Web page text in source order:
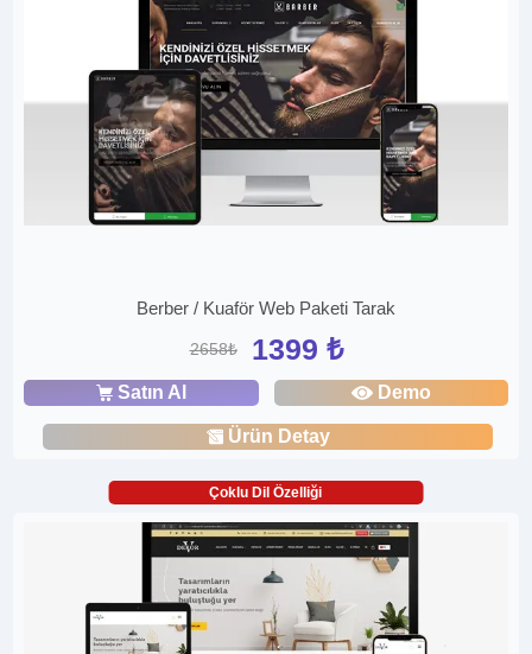
Berber / Kuaför Web Paketi Tarak
2658₺ 1399 ₺
Satın Al Demo
Ürün Detay
Çoklu Dil Özelliği